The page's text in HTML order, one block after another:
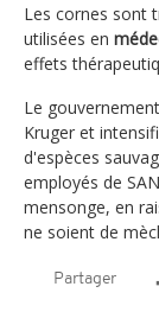
Les cornes sont
utilisées en
effets
Le
Kruger et
d'espèces
employés de
mensonge, en
ne soient de
Partager